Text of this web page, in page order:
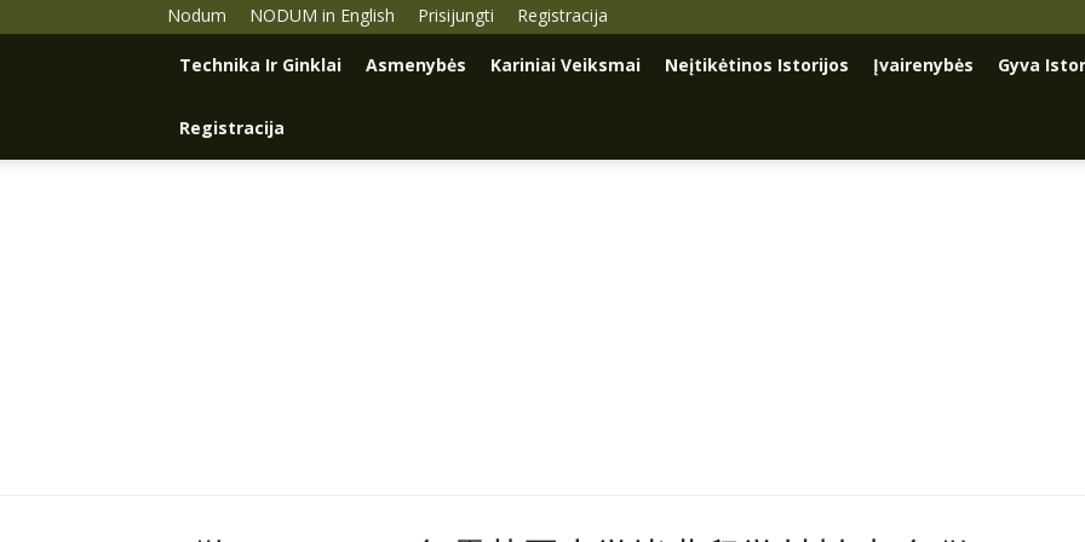
Nodum NODUM in English Prisijungti Registracija
Technika Ir Ginklai Asmenybės Kariniai Veiksmai Neįtikėtinos Istorijos Įvairenybės Gyva
Registracija